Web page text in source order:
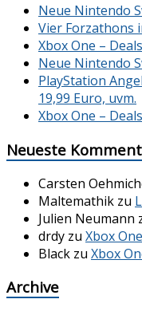
Neue Nintendo
Vier Forzathons
Xbox One –
Neue Nintendo
PlayStation
19,99 Euro, uvm.
Xbox One –
Neueste
Carsten
Maltemathik zu
Julien Neumann
drdy zu Xbox
Black zu Xbox
Archive